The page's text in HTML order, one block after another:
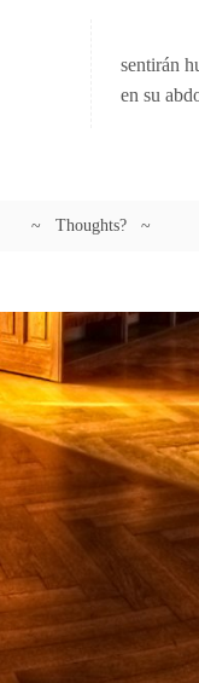
sentirán
en su
~ Thoughts? ~